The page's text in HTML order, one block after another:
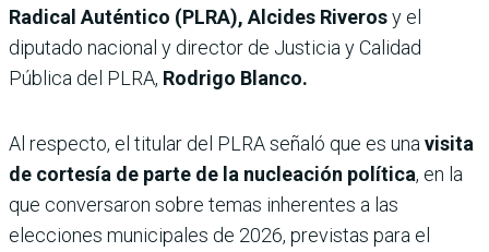
Radical Auténtico (PLRA), Alcides Riverosy el
diputado nacional y director de Justicia y Calidad
Pública del PLRA, Rodrigo Blanco.
Al respecto, el titular del PLRA señaló que es unavisita
de cortesía de parte de la nucleación política, en la
que conversaron sobre temas inherentes a las
elecciones municipales de 2026, previstas para el